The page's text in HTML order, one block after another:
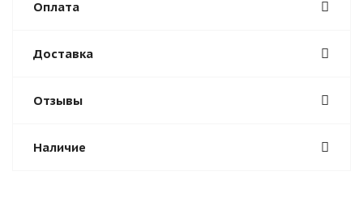
Оплата
Доставка
Отзывы
Наличие